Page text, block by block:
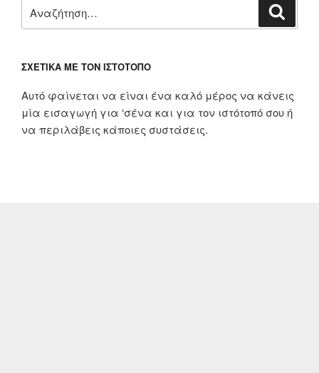
για:
ΣΧΕΤΙΚΆ ΜΕ ΤΟΝ ΙΣΤΌΤΟΠΟ
Αυτό φαίνεται να είναι ένα καλό μέρος να κάνεις
μία εισαγωγή για ‘σένα και για τον ιστότοπό σου ή
να περιλάβεις κάποιες συστάσεις.